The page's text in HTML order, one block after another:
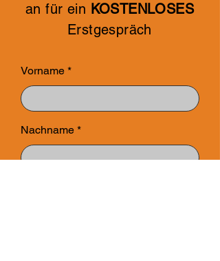
an für ein KOSTENLOSES
Erstgespräch
Vorname
Nachname